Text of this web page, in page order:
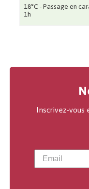
18°C - Passage en
1h
Inscrivez-vous